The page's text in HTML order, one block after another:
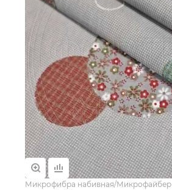
Микрофибра набивная/Микрофайбер